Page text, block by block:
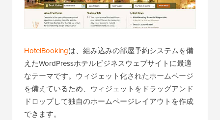
HotelBookingは、組み込みの部屋予約システムを備
えたWordPressホテルビジネスウェブサイトに最適
なテーマです。ウィジェット化されたホームページ
を備えているため、ウィジェットをドラッグアンド
ドロップして独自のホームページレイアウトを作成
できます。